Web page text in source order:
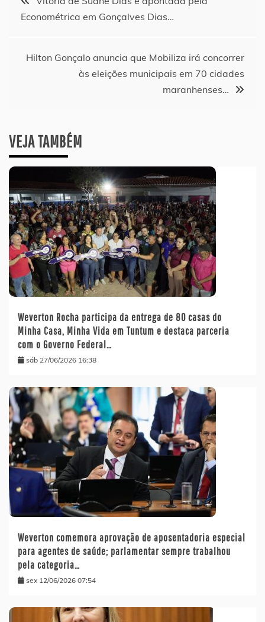
Post
Econométrica em Gonçalves Dias…
Hilton Gonçalo anuncia que Mobiliza irá concorrer
às eleições municipais em 70 cidades
maranhenses…
VEJA TAMBÉM
Weverton Rocha participa da entrega de 80 casas do
Minha Casa, Minha Vida em Tuntum e destaca parceria
com o Governo Federal…
sáb 27/06/2026 16:38
Weverton comemora aprovação de aposentadoria especial
para agentes de saúde; parlamentar sempre trabalhou
pela categoria…
sex 12/06/2026 07:54